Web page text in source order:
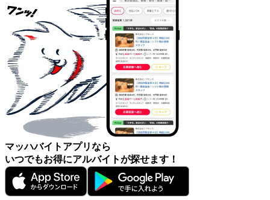
マッハバイトアプリなら
いつでもお得にアルバイトが探せます！